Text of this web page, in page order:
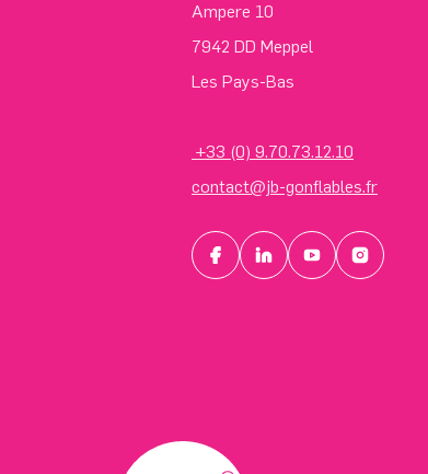
Ampere 10
7942 DD Meppel
Les Pays-Bas
+33 (0) 9.70.73.12.10
contact@jb-gonflables.fr